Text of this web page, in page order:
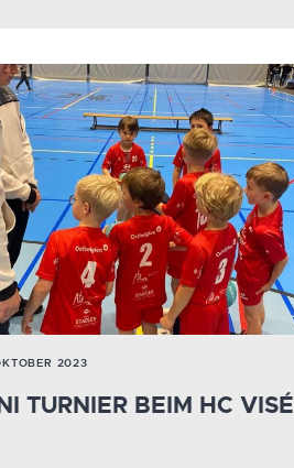
2023
TURNIER BEIM HC VISÉ